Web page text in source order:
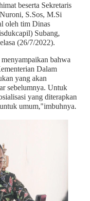
beserta Sekretaris
S.Sos, M.Si
oleh tim Dinas
Subang,
(26/7/2022).
bahwa
Dalam
yang akan
sebelumnya. Untuk
yang diterapkan
umum,"imbuhnya.